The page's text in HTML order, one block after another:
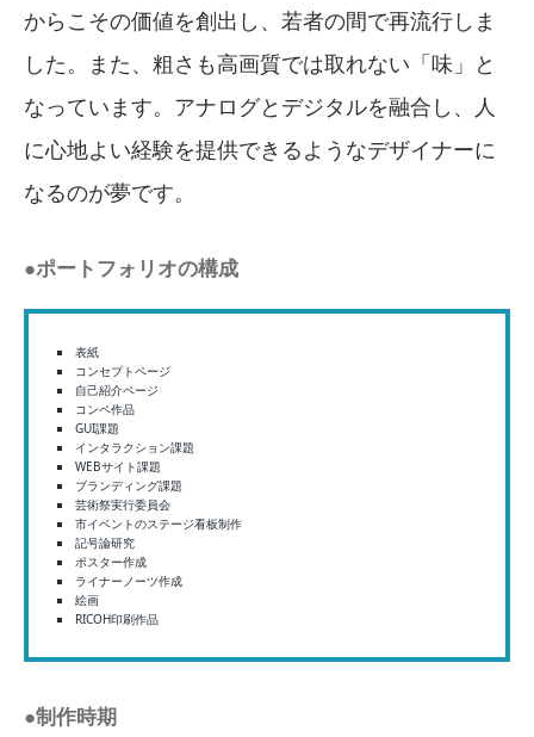
からこその価値を創出し、若者の間で再流行しま
した。また、粗さも高画質では取れない「味」と
なっています。アナログとデジタルを融合し、人
に心地よい経験を提供できるようなデザイナーに
なるのが夢です。
●ポートフォリオの構成
表紙
コンセプトページ
自己紹介ページ
コンペ作品
GUI課題
インタラクション課題
WEBサイト課題
ブランディング課題
芸術祭実行委員会
市イベントのステージ看板制作
記号論研究
ポスター作成
ライナーノーツ作成
絵画
RICOH印刷作品
●制作時期